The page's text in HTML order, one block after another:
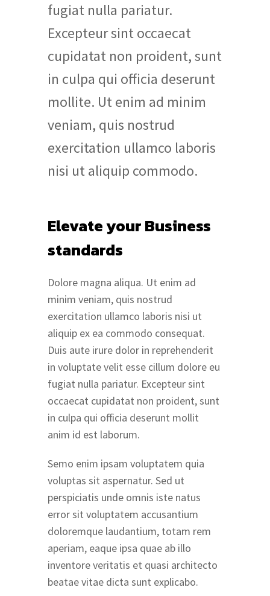
fugiat nulla pariatur.
Excepteur sint occaecat
cupidatat non proident, sunt
in culpa qui officia deserunt
mollite. Ut enim ad minim
veniam, quis nostrud
exercitation ullamco laboris
nisi ut aliquip commodo.
Elevate your Business
standards
Dolore magna aliqua. Ut enim ad
minim veniam, quis nostrud
exercitation ullamco laboris nisi ut
aliquip ex ea commodo consequat.
Duis aute irure dolor in reprehenderit
in voluptate velit esse cillum dolore eu
fugiat nulla pariatur. Excepteur sint
occaecat cupidatat non proident, sunt
in culpa qui officia deserunt mollit
anim id est laborum.
Semo enim ipsam voluptatem quia
voluptas sit aspernatur. Sed ut
perspiciatis unde omnis iste natus
error sit voluptatem accusantium
doloremque laudantium, totam rem
aperiam, eaque ipsa quae ab illo
inventore veritatis et quasi architecto
beatae vitae dicta sunt explicabo.